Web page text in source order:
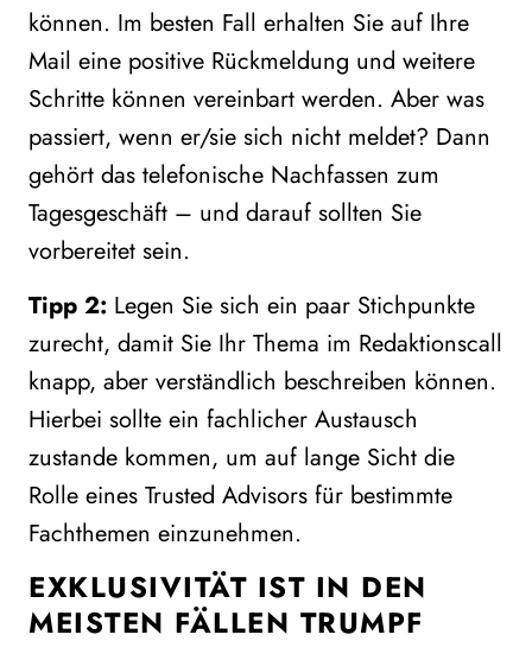
können. Im besten Fall erhalten Sie auf Ihre
Mail eine positive Rückmeldung und weitere
Schritte können vereinbart werden. Aber was
passiert, wenn er/sie sich nicht meldet? Dann
gehört das telefonische Nachfassen zum
Tagesgeschäft – und darauf sollten Sie
vorbereitet sein.
Tipp 2: Legen Sie sich ein paar Stichpunkte
zurecht, damit Sie Ihr Thema im Redaktionscall
knapp, aber verständlich beschreiben können.
Hierbei sollte ein fachlicher Austausch
zustande kommen, um auf lange Sicht die
Rolle eines Trusted Advisors für bestimmte
Fachthemen einzunehmen.
EXKLUSIVITÄT IST IN DEN
MEISTEN FÄLLEN TRUMPF